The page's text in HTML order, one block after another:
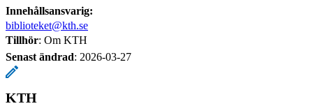
Innehållsansvarig:
biblioteket@kth.se
Tillhör: Om KTH
Senast ändrad: 2026-03-27
KTH